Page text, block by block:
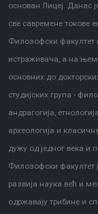
основан Лицеј. Данас
све савремене токове
Филозофски факултет
истраживача, а на
основних до
студијских група -
андрагогија,
археологија и
дужу од једног века и
Филозофски факултет
развија наука већ и
одржавају трибине и